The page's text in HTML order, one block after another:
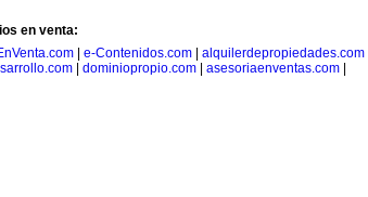
en venta:
| e-Contenidos.com| alquilerdepropiedades.com|
| dominiopropio.com| asesoriaenventas.com|